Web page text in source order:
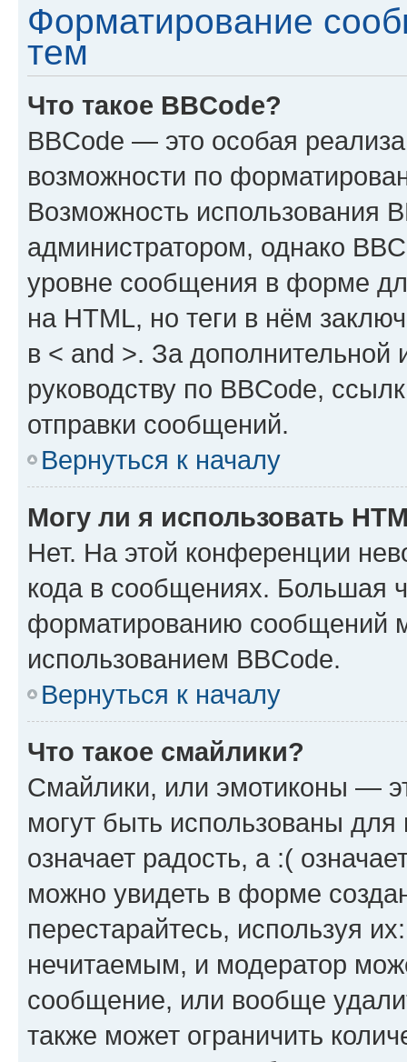
Форматирование
тем
Что такое BBCode?
BBCode — это особая
возможности по
Возможность использования
администратором, однако
уровне сообщения в форме
на HTML, но теги в нём
в < and >. За
руководству по BBCode,
отправки сообщений.
Вернуться к началу
Могу ли я использовать
Нет. На этой конференции
кода в сообщениях. Большая
форматированию сообщений
использованием BBCode.
Вернуться к началу
Что такое смайлики?
Смайлики, или эмотиконы —
могут быть использованы
означает радость, а :(
можно увидеть в форме
перестарайтесь, используя
нечитаемым, и модератор
сообщение, или вообще
также может ограничить